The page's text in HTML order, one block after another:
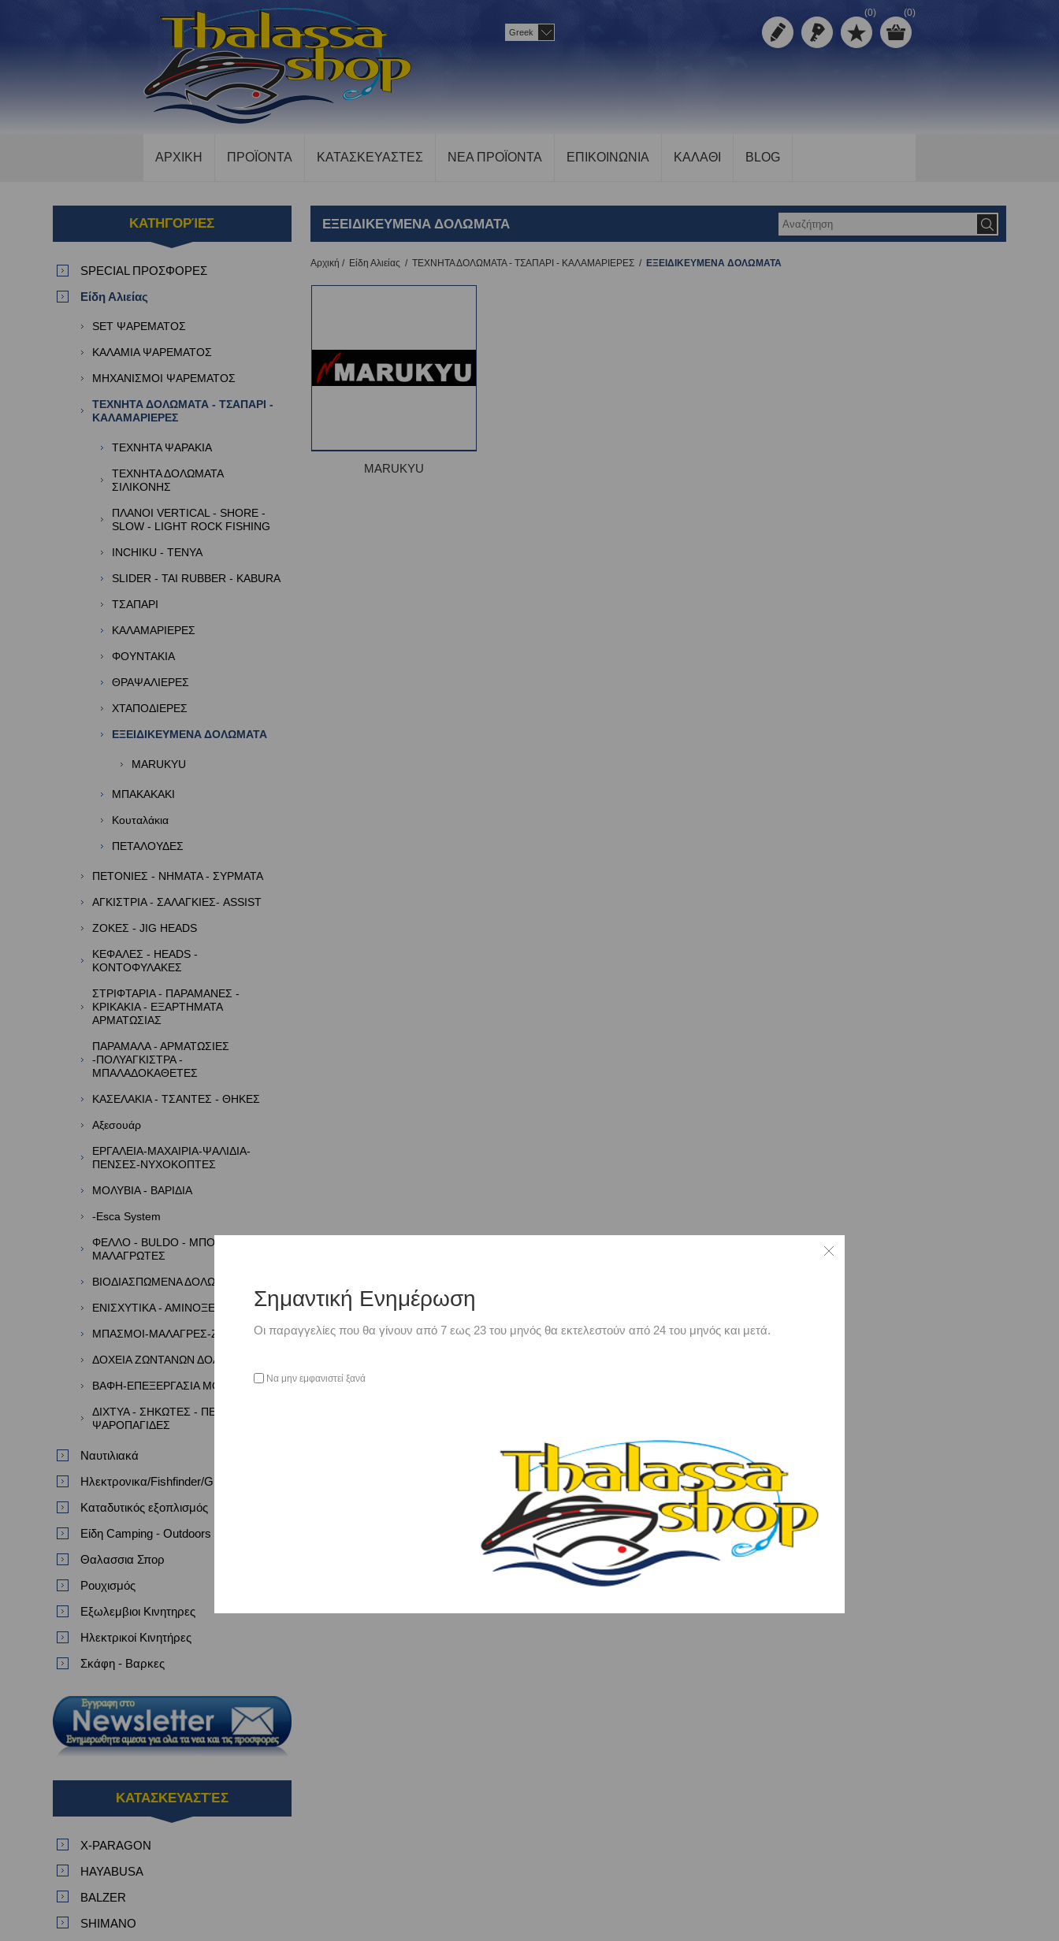
(0) (0)
Greek
ΑΡΧΙΚΗ ΠΡΟΪΟΝΤΑ ΚΑΤΑΣΚΕΥΑΣΤΕΣ ΝΕΑ ΠΡΟΪΟΝΤΑ ΕΠΙΚΟΙΝΩΝΙΑ ΚΑΛΑΘΙ BLOG
ΕΞΕΙΔΙΚΕΥΜΕΝΑ ΔΟΛΩΜΑΤΑ
Αρχική / Είδη Αλιείας / ΤΕΧΝΗΤΑ ΔΟΛΩΜΑΤΑ - ΤΣΑΠΑΡΙ - ΚΑΛΑΜΑΡΙΕΡΕΣ / ΕΞΕΙΔΙΚΕΥΜΕΝΑ ΔΟΛΩΜΑΤΑ
MARUKYU
ΚΑΤΗΓΟΡΊΕΣ
SPECIAL ΠΡΟΣΦΟΡΕΣ
Είδη Αλιείας
SET ΨΑΡΕΜΑΤΟΣ
ΚΑΛΑΜΙΑ ΨΑΡΕΜΑΤΟΣ
ΜΗΧΑΝΙΣΜΟΙ ΨΑΡΕΜΑΤΟΣ
ΤΕΧΝΗΤΑ ΔΟΛΩΜΑΤΑ - ΤΣΑΠΑΡΙ -
ΚΑΛΑΜΑΡΙΕΡΕΣ
ΤΕΧΝΗΤΑ ΨΑΡΑΚΙΑ
ΤΕΧΝΗΤΑ ΔΟΛΩΜΑΤΑ
ΣΙΛΙΚΟΝΗΣ
ΠΛΑΝΟΙ VERTICAL - SHORE -
SLOW - LIGHT ROCK FISHING
INCHIKU - TENYA
SLIDER - TAI RUBBER - KABURA
TΣΑΠΑΡΙ
ΚΑΛΑΜΑΡΙΕΡΕΣ
ΦΟΥΝΤΑΚΙΑ
ΘΡΑΨΑΛΙΕΡΕΣ
ΧΤΑΠΟΔΙΕΡΕΣ
ΕΞΕΙΔΙΚΕΥΜΕΝΑ ΔΟΛΩΜΑΤΑ
MARUKYU
ΜΠΑΚΑΚΑΚΙ
Κουταλάκια
ΠΕΤΑΛΟΥΔΕΣ
ΠΕΤΟΝΙΕΣ - ΝΗΜΑΤΑ - ΣΥΡΜΑΤΑ
ΑΓΚΙΣΤΡΙΑ - ΣΑΛΑΓΚΙΕΣ- ASSIST
ΖΟΚΕΣ - JIG HEADS
ΚΕΦΑΛΕΣ - HEADS -
ΚΟΝΤΟΦΥΛΑΚΕΣ
ΣΤΡΙΦΤΑΡΙΑ - ΠΑΡΑΜΑΝΕΣ -
ΚΡΙΚΑΚΙΑ - ΕΞΑΡΤΗΜΑΤΑ
ΑΡΜΑΤΩΣΙΑΣ
ΠΑΡΑΜΑΛΑ - ΑΡΜΑΤΩΣΙΕΣ
-ΠΟΛΥΑΓΚΙΣΤΡΑ -
ΜΠΑΛΑΔΟΚΑΘΕΤΕΣ
ΚΑΣΕΛΑΚΙΑ - ΤΣΑΝΤΕΣ - ΘΗΚΕΣ
Αξεσουάρ
ΕΡΓΑΛΕΙΑ-ΜΑΧΑΙΡΙΑ-ΨΑΛΙΔΙΑ-
ΠΕΝΣΕΣ-ΝΥΧΟΚΟΠΤΕΣ
ΜΟΛΥΒΙΑ - ΒΑΡΙΔΙΑ
-Esca System
ΦΕΛΛΟ - BULDO - ΜΠΟΡΜΠΑΔΕΣ -
ΜΑΛΑΓΡΩΤΕΣ
ΒΙΟΔΙΑΣΠΩΜΕΝΑ ΔΟΛΩΜΑΤΑ
ΕΝΙΣΧΥΤΙΚΑ - ΑΜΙΝΟΞΕΑ - ΑΡΩΜΑΤΑ
ΜΠΑΣΜΟΙ-ΜΑΛΑΓΡΕΣ-ΖΥΜΕΣ
ΔΟΧΕΙΑ ΖΩΝΤΑΝΩΝ ΔΟΛΩΜΑΤΩΝ
ΒΑΦΗ-ΕΠΕΞΕΡΓΑΣΙΑ ΜΟΛΥΒΙΩΝ
ΔΙΧΤΥΑ - ΣΗΚΩΤΕΣ - ΠΕΖΟΒΟΛΑ -
ΨΑΡΟΠΑΓΙΔΕΣ
Ναυτιλιακά
Ηλεκτρονικα/Fishfinder/GPS/VHF
Καταδυτικός εξοπλισμός
Είδη Camping - Outdoors
Θαλασσια Σπορ
Ρουχισμός
Εξωλεμβιοι Κινητηρες
Ηλεκτρικοί Κινητήρες
Σκάφη - Βαρκες
ΚΑΤΑΣΚΕΥΑΣΤΈΣ
X-PARAGON
HAYABUSA
BALZER
SHIMANO
Σημαντική Ενημέρωση
Οι παραγγελίες που θα γίνουν από 7 εως 23 του μηνός θα εκτελεστούν από 24 του μηνός και μετά.
Να μην εμφανιστεί ξανά